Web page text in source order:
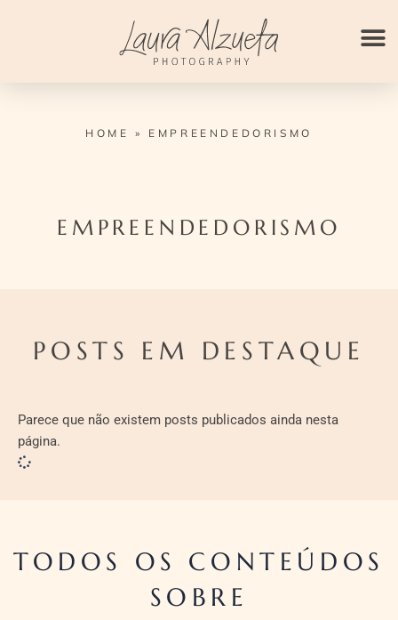
HOME » EMPREENDEDORISMO
EMPREENDEDORISMO
POSTS EM DESTAQUE
Parece que não existem posts publicados ainda nesta
página.
TODOS OS CONTEÚDOS
SOBRE